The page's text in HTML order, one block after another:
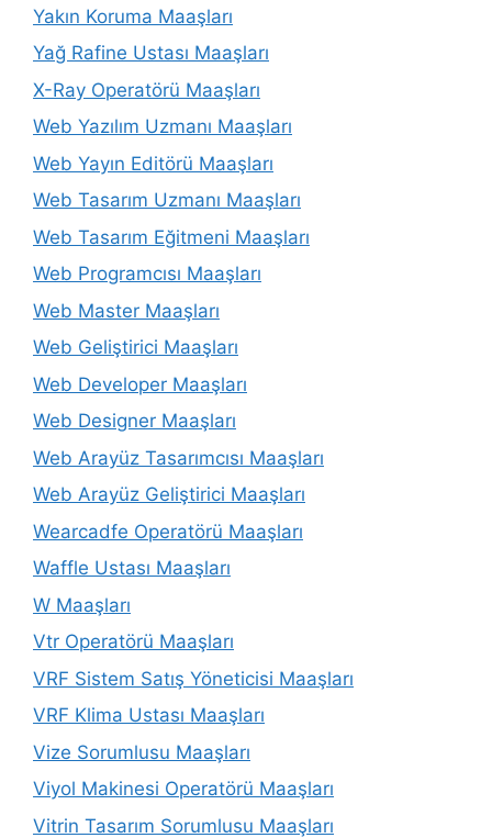
Yakın Koruma Maaşları
Yağ Rafine Ustası Maaşları
X-Ray Operatörü Maaşları
Web Yazılım Uzmanı Maaşları
Web Yayın Editörü Maaşları
Web Tasarım Uzmanı Maaşları
Web Tasarım Eğitmeni Maaşları
Web Programcısı Maaşları
Web Master Maaşları
Web Geliştirici Maaşları
Web Developer Maaşları
Web Designer Maaşları
Web Arayüz Tasarımcısı Maaşları
Web Arayüz Geliştirici Maaşları
Wearcadfe Operatörü Maaşları
Waffle Ustası Maaşları
W Maaşları
Vtr Operatörü Maaşları
VRF Sistem Satış Yöneticisi Maaşları
VRF Klima Ustası Maaşları
Vize Sorumlusu Maaşları
Viyol Makinesi Operatörü Maaşları
Vitrin Tasarım Sorumlusu Maaşları